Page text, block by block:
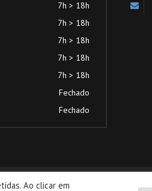
7h > 18h
7h > 18h
7h > 18h
7h > 18h
7h > 18h
Fechado
Fechado
Ao clicar em